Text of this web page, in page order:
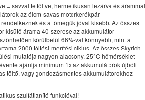
= savval feltöltve, hermetikusan lezárva és árammal
az ólom-savas motorkerékpár-
és a tömegük jóval kisebb. Az összes
kisütő árama 40-szerese az akkumulátor
körülbelül 66%-val könnyebb, mint a
2000 töltési-merítési ciklus. Az összes Skyrich
mutatója nagyon alacsony. 25°C hőmérséklet
ajánlja minimum 1x az akkumulátorok újbóli
töltő, vagy gondozásmentes akkumulátorokhoz
szulfátlanító funkcióval!